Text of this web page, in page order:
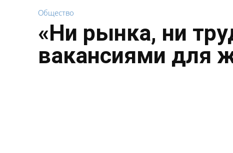
Общество
«Ни рынка, ни
вакансиями для